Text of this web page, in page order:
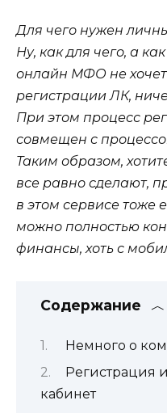
Для чего нужен
Ну, как для чего, а
онлайн МФО не хочет
регистрации ЛК,
При этом процесс
совмещен с
Таким образом,
все равно сделают,
в этом сервисе тоже
можно полностью
финансы, хоть с
Содержание
Немного о
Регистрация
кабинет